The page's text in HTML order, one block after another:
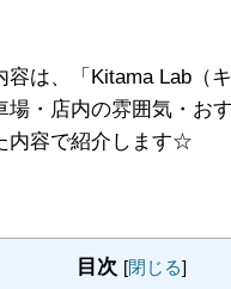
容は、「Kitama Lab（
場・店内の雰囲気・お
内容で紹介します☆
目次 [閉じる]